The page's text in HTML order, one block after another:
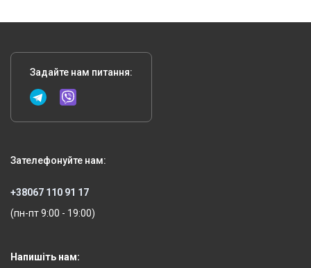
Задайте нам питання:
Зателефонуйте нам:
+38067 110 91 17
(пн-пт 9:00 - 19:00)
Напишіть нам: